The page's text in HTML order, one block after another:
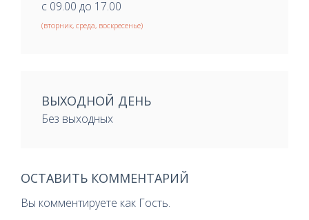
с 09.00 до 17.00
(вторник, среда, воскресенье)
ВЫХОДНОЙ ДЕНЬ
Без выходных
ОСТАВИТЬ КОММЕНТАРИЙ
Вы комментируете как Гость.